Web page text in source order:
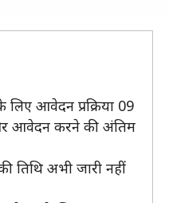
आवेदन प्रक्रिया 09
आवेदन करने की अंतिम
तिथि अभी जारी नहीं